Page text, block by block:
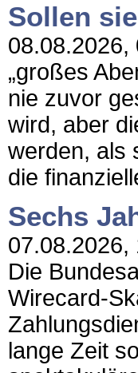
Sollen
08.08.2026,
„großes
nie zuvor
wird, aber
werden, als
die
Sechs
07.08.2026,
Die
Wirecard-
lange Zeit